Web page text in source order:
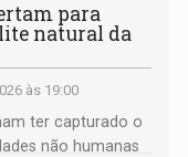
para
natural da
às 19:00
ter capturado o
não humanas